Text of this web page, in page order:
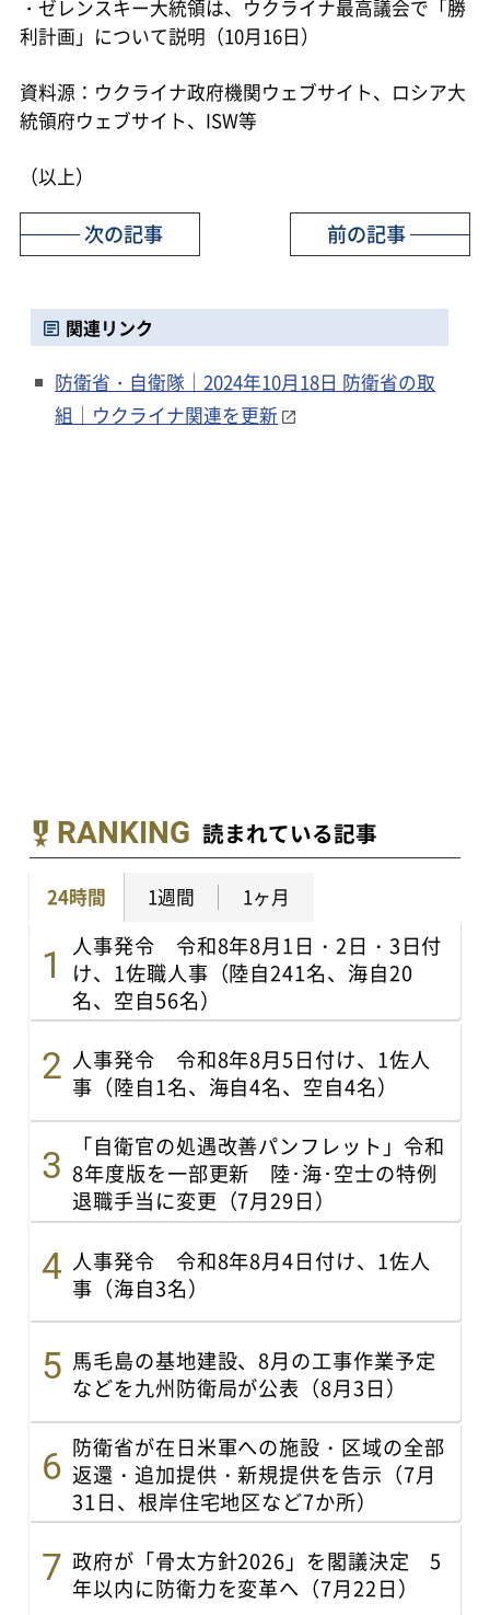
・ゼレンスキー大統領は、ウクライナ最高議会で「勝
利計画」について説明（10月16日）
資料源：ウクライナ政府機関ウェブサイト、ロシア大
統領府ウェブサイト、ISW等
（以上）
前の記事
次の記事
関連リンク
防衛省・自衛隊｜2024年10月18日 防衛省の取
組｜ウクライナ関連を更新
RANKING 読まれている記事
24時間 1週間 1ヶ月
人事発令 令和8年8月1日・2日・3日付
け、1佐職人事（陸自241名、海自20
名、空自56名）
人事発令 令和8年8月5日付け、1佐人
事（陸自1名、海自4名、空自4名）
「自衛官の処遇改善パンフレット」令和
8年度版を一部更新 陸･海･空士の特例
退職手当に変更（7月29日）
人事発令 令和8年8月4日付け、1佐人
事（海自3名）
馬毛島の基地建設、8月の工事作業予定
などを九州防衛局が公表（8月3日）
防衛省が在日米軍への施設・区域の全部
返還・追加提供・新規提供を告示（7月
31日、根岸住宅地区など7か所）
政府が「骨太方針2026」を閣議決定 5
年以内に防衛力を変革へ（7月22日）